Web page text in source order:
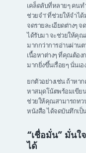
เคล็ดลับที่หลายๆ คนท
ช่วยจำ’ ที่ช่วยให้จำไ
จดรายละเอียดต่างๆ
ได้รับมา จะช่วยให้คุ
มากกว่าการอ่านผ่าน
เนื้อหาต่างๆ ที่คุณต้อ
มากยิ่งขึ้นเรื่อยๆ นั่นเอง
ยกตัวอย่างเช่น ถ้าหา
หาสมุดโน้ตพร้อมเขีย
ช่วยให้คุณสามารถทว
หนังสือ ได้จดบันทึกเ
“เชื่อมั่น” มั่นใ
ได้